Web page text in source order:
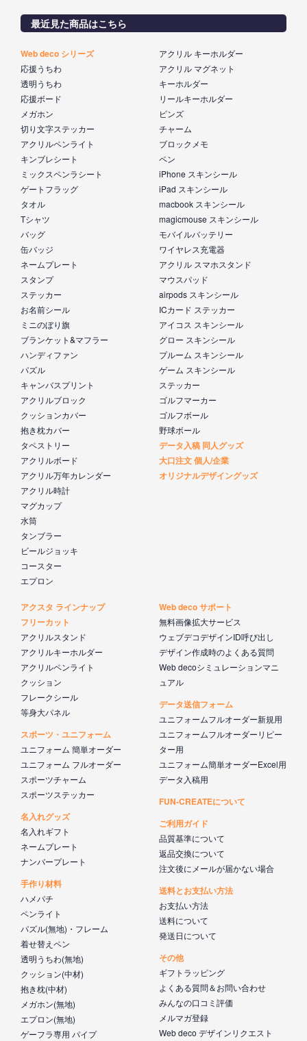
最近見た商品はこちら
Web deco シリーズ
応援うちわ
透明うちわ
応援ボード
メガホン
切り文字ステッカー
アクリルペンライト
キンブレシート
ミックスペンラシート
ゲートフラッグ
タオル
Tシャツ
バッグ
缶バッジ
ネームプレート
スタンプ
ステッカー
お名前シール
ミニのぼり旗
ブランケット&マフラー
ハンディファン
パズル
キャンバスプリント
アクリルブロック
クッションカバー
抱き枕カバー
タペストリー
アクリルボード
アクリル万年カレンダー
アクリル時計
マグカップ
水筒
タンブラー
ビールジョッキ
コースター
エプロン
アクリル キーホルダー
アクリル マグネット
キーホルダー
リールキーホルダー
ピンズ
チャーム
ブロックメモ
ペン
iPhone スキンシール
iPad スキンシール
macbook スキンシール
magicmouse スキンシール
モバイルバッテリー
ワイヤレス充電器
アクリル スマホスタンド
マウスパッド
airpods スキンシール
ICカード ステッカー
アイコス スキンシール
グロー スキンシール
プルーム スキンシール
ゲーム スキンシール
ステッカー
ゴルフマーカー
ゴルフボール
野球ボール
データ入稿 同人グッズ
大口注文 個人/企業
オリジナルデザイングッズ
アクスタ ラインナップ
フリーカット
アクリルスタンド
アクリルキーホルダー
アクリルペンライト
クッション
フレークシール
等身大パネル
スポーツ・ユニフォーム
ユニフォーム 簡単オーダー
ユニフォーム フルオーダー
スポーツチャーム
スポーツステッカー
名入れグッズ
名入れギフト
ネームプレート
ナンバープレート
手作り材料
ハメパチ
ペンライト
パズル(無地)・フレーム
着せ替えペン
透明うちわ(無地)
クッション(中材)
抱き枕(中材)
メガホン(無地)
エプロン(無地)
ゲーフラ専用 パイプ
Web deco サポート
無料画像拡大サービス
ウェブデコデザインID呼び出し
デザイン作成時のよくある質問
Web decoシミュレーションマニ
ュアル
データ送信フォーム
ユニフォームフルオーダー新規用
ユニフォームフルオーダーリピー
ター用
ユニフォーム簡単オーダーExcel用
データ入稿用
FUN-CREATEについて
ご利用ガイド
品質基準について
返品交換について
注文後にメールが届かない場合
送料とお支払い方法
お支払い方法
送料について
発送日について
その他
ギフトラッピング
よくある質問＆お問い合わせ
みんなの口コミ評価
メルマガ登録
Web deco デザインリクエスト